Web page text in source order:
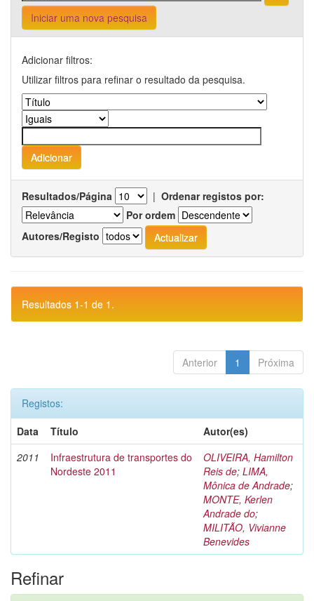
Iniciar uma nova pesquisa
Adicionar filtros:
Utilizar filtros para refinar o resultado da pesquisa.
Resultados/Página | Ordenar registos por:
Por ordem
Autores/Registo
Resultados 1-1 de 1.
Anterior 1 Próxima
Registos:
Data
Título
Autor(es)
2011
Infraestrutura de transportes do
Nordeste 2011
OLIVEIRA, Hamilton
Reis de; LIMA,
Mônica de Andrade;
MONTE, Kerlen
Andrade do;
MILITÃO, Vivianne
Benevides
Refinar